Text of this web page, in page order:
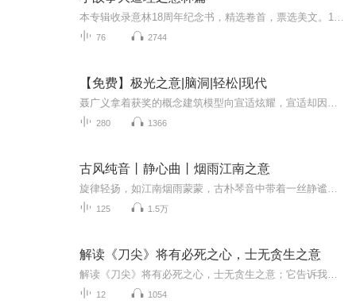
76 2744
【免费】极光之意|脑洞|轻松|现代
280 1366
古风纯音丨静心曲丨烟雨江南之意
125 1.5万
解读《刀尖》将有必死之心，士无贪生之意
12 1054